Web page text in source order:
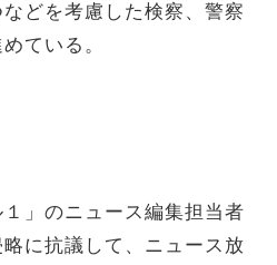
どを考慮した検察、警察
ている。
」のニュース編集担当者
に抗議して、ニュース放